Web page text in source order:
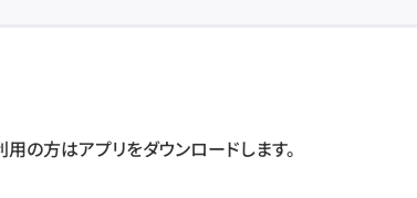
用の方はアプリをダウンロードします。